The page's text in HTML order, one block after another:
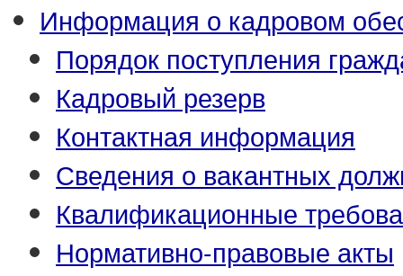
Информация о кадровом
Порядок поступления
Кадровый резерв
Контактная информация
Сведения о вакантных
Квалификационные
Нормативно-правовые акты